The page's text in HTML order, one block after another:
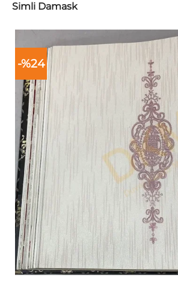
Simli Damask
-%24